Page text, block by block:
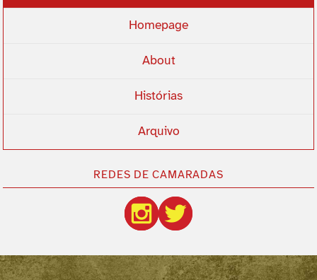
Homepage
About
Histórias
Arquivo
REDES DE CAMARADAS